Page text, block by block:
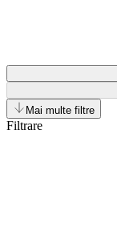
Mai multe filtre
Filtrare